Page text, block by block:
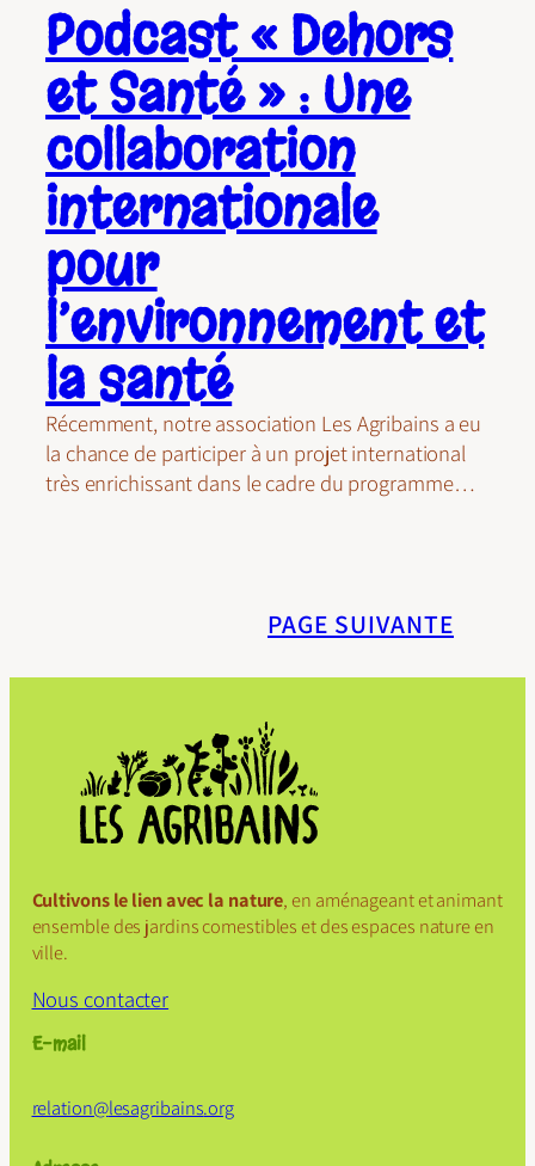
Podcast « Dehors
et Santé » : Une
collaboration
internationale
pour
l’environnement et
la santé
Récemment, notre association Les Agribains a eu
la chance de participer à un projet international
très enrichissant dans le cadre du programme…
PAGE SUIVANTE
Cultivons le lien avec la nature, en aménageant et animant
ensemble des jardins comestibles et des espaces nature en
ville.
Nous contacter
E-mail
relation@lesagribains.org